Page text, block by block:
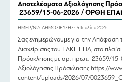
Αποτελέσματα Αξιολόγησης
23659/15-06-2026 / ΟΡΘΗ
ΗΜΕΡ/ΝΙΑ ΔΗΜΟΣΙΕΥΣΗΣ: 9 Ιουλίου 2026
Σας ενημερώνουμε για την Απόφαση
Διαχείρισης του ΕΛΚΕ ΓΠΑ, στο
Πρόσκλησης με αρ. πρωτ. 23659/
Αξιολόγησης Πρόσκλησης https://
content/uploads/2026/07/